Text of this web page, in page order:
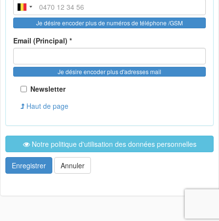
Je désire encoder plus de numéros de téléphone /GSM
Email (Principal) *
Je désire encoder plus d'adresses mail
Newsletter
Haut de page
Notre politique d'utilisation des données personnelles
Enregistrer Annuler